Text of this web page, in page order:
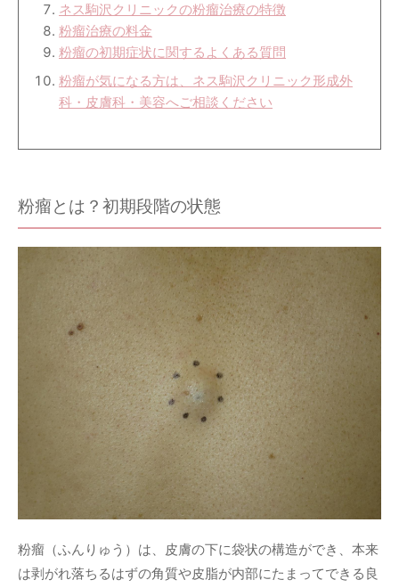
ネス駒沢クリニックの粉瘤治療の特徴
粉瘤治療の料金
粉瘤の初期症状に関するよくある質問
粉瘤が気になる方は、ネス駒沢クリニック形成外
科・皮膚科・美容へご相談ください
粉瘤とは？初期段階の状態
粉瘤（ふんりゅう）は、皮膚の下に袋状の構造ができ、本来
は剥がれ落ちるはずの角質や皮脂が内部にたまってできる良